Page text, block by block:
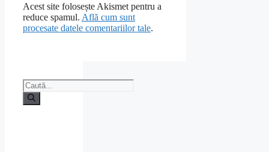
Acest site folosește Akismet pentru a
reduce spamul. Află cum sunt
procesate datele comentariilor tale.
Caută
după: